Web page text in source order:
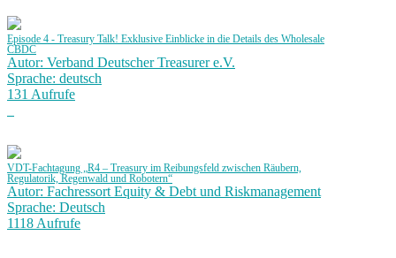
Episode 4 - Treasury Talk! Exklusive Einblicke in die Details des Wholesale
CBDC
Autor: Verband Deutscher Treasurer e.V.
Sprache: deutsch
131 Aufrufe
VDT-Fachtagung „R4 – Treasury im Reibungsfeld zwischen Räubern,
Regulatorik, Regenwald und Robotern“
Autor: Fachressort Equity & Debt und Riskmanagement
Sprache: Deutsch
1118 Aufrufe